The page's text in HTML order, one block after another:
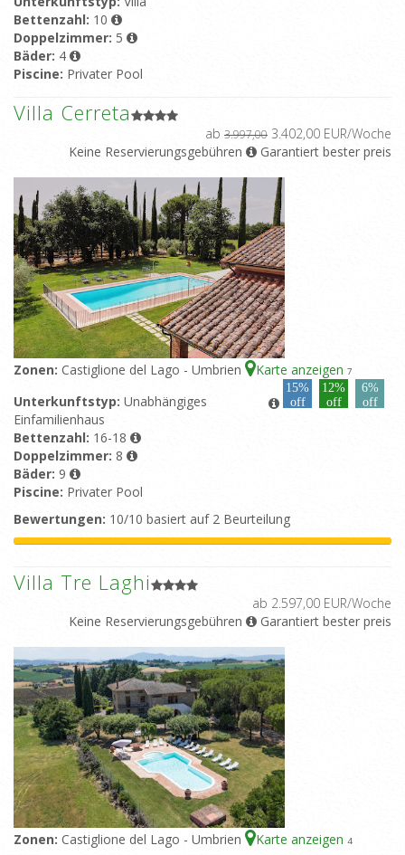
Bettenzahl: 10
Doppelzimmer: 5
Bäder: 4
Piscine: Privater Pool
Villa Cerreta
ab 3.997,00 3.402,00 EUR/Woche
Keine Reservierungsgebühren
Garantiert bester preis
Zonen: Castiglione del Lago - Umbrien Karte anzeigen 7
15%
off
12%
off
6%
off
Unterkunftstyp: Unabhängiges
Einfamilienhaus
Bettenzahl: 16-18
Doppelzimmer: 8
Bäder: 9
Piscine: Privater Pool
Bewertungen: 10/10 basiert auf 2 Beurteilung
Villa Tre Laghi
ab 2.597,00 EUR/Woche
Keine Reservierungsgebühren
Garantiert bester preis
Zonen: Castiglione del Lago - Umbrien Karte anzeigen 4